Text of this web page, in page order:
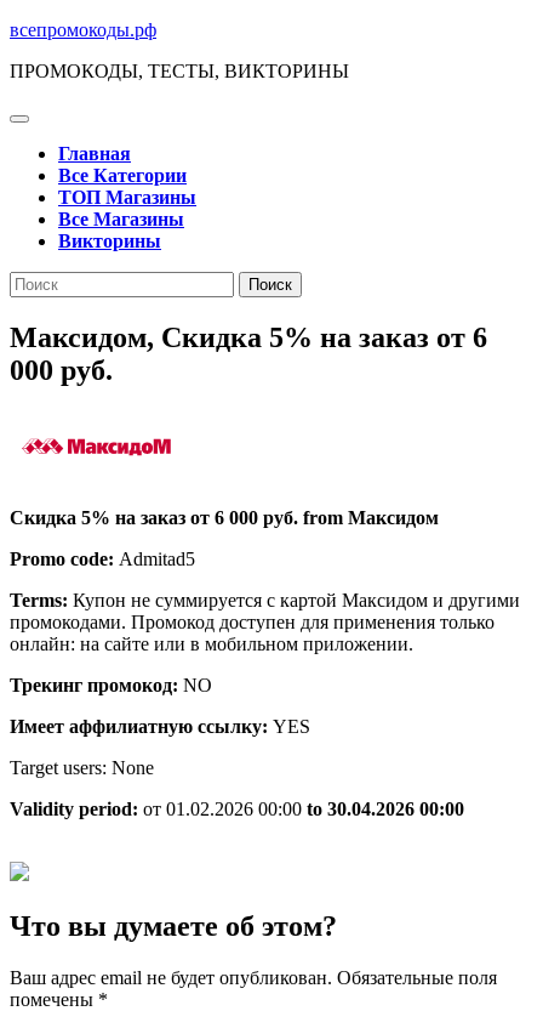
Перейти
содержимому
всепромокоды.рф
ПРОМОКОДЫ, ТЕСТЫ, ВИКТОРИНЫ
Кнопка
ОткрытьГлавная
Все Категории
ТОП Магазины
Все Магазины
Викторины
Кнопка
Закрыть
Поиск
по:
Максидом, Скидка 5% на заказ от 6
000 руб.
Скидка 5% на заказ от 6 000 руб. from Максидом
Promo code: Admitad5
Terms: Купон не суммируется с картой Максидом и другими
промокодами. Промокод доступен для применения только
онлайн: на сайте или в мобильном приложении.
Трекинг промокод: NO
Имеет аффилиатную ссылку: YES
Target users: None
Validity period: от 01.02.2026 00:00 to 30.04.2026 00:00
Что вы думаете об этом?
Ваш адрес email не будет опубликован. Обязательные поля
помечены *